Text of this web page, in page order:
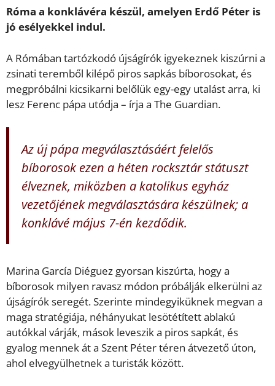
Róma a konklávéra készül, amelyen Erdő Péter is
jó esélyekkel indul.
A Rómában tartózkodó újságírók igyekeznek kiszúrni a
zsinati teremből kilépő piros sapkás bíborosokat, és
megpróbálni kicsikarni belőlük egy-egy utalást arra, ki
lesz Ferenc pápa utódja – írja a The Guardian.
Az új pápa megválasztásáért felelős
bíborosok ezen a héten rocksztár státuszt
élveznek, miközben a katolikus egyház
vezetőjének megválasztására készülnek; a
konklávé május 7-én kezdődik.
Marina García Diéguez gyorsan kiszúrta, hogy a
bíborosok milyen ravasz módon próbálják elkerülni az
újságírók seregét. Szerinte mindegyiküknek megvan a
maga stratégiája, néhányukat lesötétített ablakú
autókkal várják, mások leveszik a piros sapkát, és
gyalog mennek át a Szent Péter téren átvezető úton,
ahol elvegyülhetnek a turisták között.